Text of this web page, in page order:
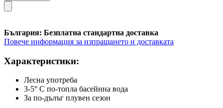
България: Безплатна стандартна доставка
Повече информация за изпращането и доставката
Характеристики:
Лесна употреба
3-5° C по-топла басейнна вода
За по-дълъг плувен сезон